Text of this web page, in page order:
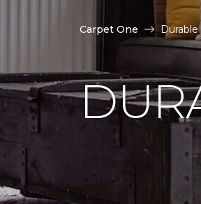
Carpet One